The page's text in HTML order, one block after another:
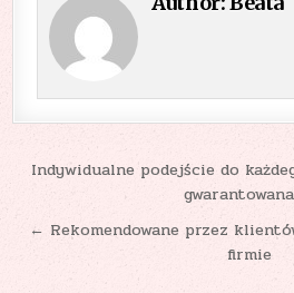
Nawigacja
Indywidualne podejście do
← Rekomendowane przez
firmie